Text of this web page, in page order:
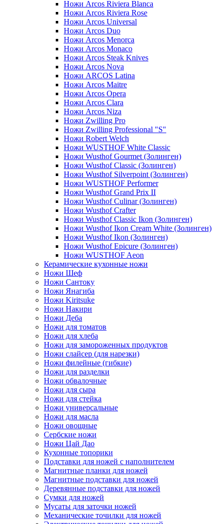
Ножи Arcos Riviera Blanca
Ножи Arcos Riviera Rose
Ножи Arcos Universal
Ножи Arcos Duo
Ножи Arcos Menorca
Ножи Arcos Monaco
Ножи Arcos Steak Knives
Ножи Arcos Nova
Ножи ARCOS Latina
Ножи Arcos Maitre
Ножи Arcos Opera
Ножи Arcos Clara
Ножи Arcos Niza
Ножи Zwilling Pro
Ножи Zwilling Professional "S"
Ножи Robert Welch
Ножи WUSTHOF White Classic
Ножи Wusthof Gourmet (Золинген)
Ножи Wusthof Classic (Золинген)
Ножи Wusthof Silverpoint (Золинген)
Ножи WUSTHOF Performer
Ножи Wusthof Grand Prix II
Ножи Wusthof Culinar (Золинген)
Ножи Wusthof Crafter
Ножи Wusthof Classic Ikon (Золинген)
Ножи Wusthof Ikon Cream White (Золинген)
Ножи Wusthof Ikon (Золинген)
Ножи Wusthof Epicure (Золинген)
Ножи WUSTHOF Aeon
Керамические кухонные ножи
Ножи Шеф
Ножи Сантоку
Ножи Янагиба
Ножи Kiritsuke
Ножи Накири
Ножи Деба
Ножи для томатов
Ножи для хлеба
Ножи для замороженных продуктов
Ножи слайсер (для нарезки)
Ножи филейные (гибкие)
Ножи для разделки
Ножи обвалочные
Ножи для сыра
Ножи для стейка
Ножи универсальные
Ножи для масла
Ножи овощные
Сербские ножи
Ножи Цай Дао
Кухонные топорики
Подставки для ножей с наполнителем
Магнитные планки для ножей
Магнитные подставки для ножей
Деревянные подставки для ножей
Сумки для ножей
Мусаты для заточки ножей
Механические точилки для ножей